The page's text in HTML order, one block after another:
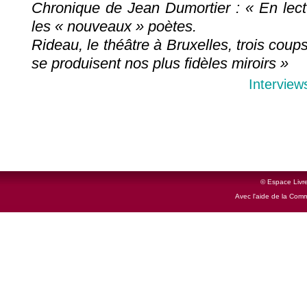
Chronique de Jean Dumortier : « En
les « nouveaux » poètes.
Rideau, le théâtre à Bruxelles, trois
se produisent nos plus fidèles miroirs »
© Espace
Avec l'aide de la